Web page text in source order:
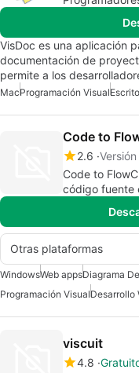
VisDoc es una aplicación
documentación de
permite a los
MacProgramación Visual
Code to
2.6
Code to
código fuente
Otras plataformas
WindowsWeb appsDiagrama
Programación VisualDesarrollo
viscuit
4.8